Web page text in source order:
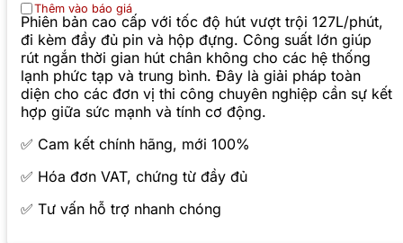
Thêm vào báo giá
Phiên bản cao cấp với tốc độ hút vượt trội 127L/phút,
đi kèm đầy đủ pin và hộp đựng. Công suất lớn giúp
rút ngắn thời gian hút chân không cho các hệ thống
lạnh phức tạp và trung bình. Đây là giải pháp toàn
diện cho các đơn vị thi công chuyên nghiệp cần sự kết
hợp giữa sức mạnh và tính cơ động.
✅ Cam kết chính hãng, mới 100%
✅ Hóa đơn VAT, chứng từ đầy đủ
✅ Tư vấn hỗ trợ nhanh chóng